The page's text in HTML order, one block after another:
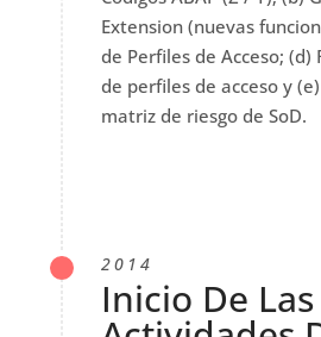
Extension (nuevas
de Perfiles de Acceso; (d)
de perfiles de acceso y
matriz de riesgo de SoD.
2014
Inicio De Las